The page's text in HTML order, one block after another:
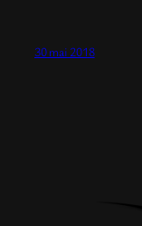
30 mai 2018